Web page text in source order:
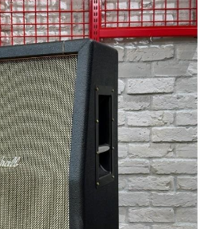
アコギ/エレアコ
ウクレレ
パーカッション
電子ピアノ